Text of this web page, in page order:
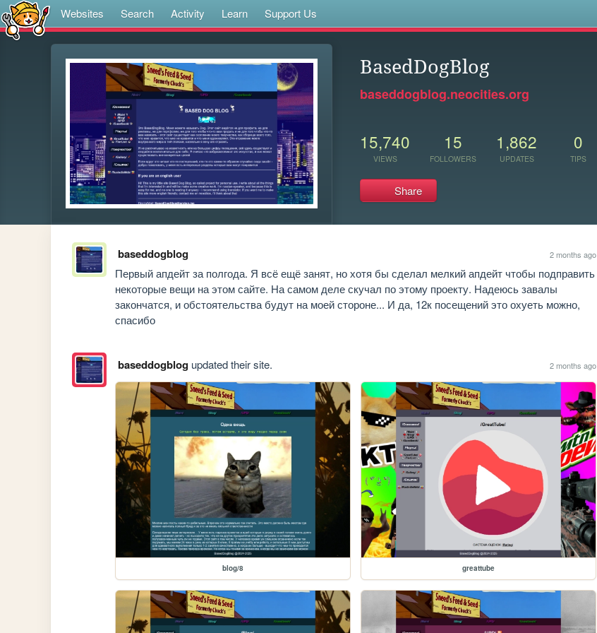
Websites Search Activity Learn Support Us
BasedDogBlog
baseddogblog.neocities.org
15,740
VIEWS
15
FOLLOWERS
1,862
UPDATES
0
TIPS
Share
baseddogblog 2 months ago
Первый апдейт за полгода. Я всё ещё занят, но хотя бы сделал мелкий апдейт чтобы подправить
некоторые вещи на этом сайте. На самом деле скучал по этому проекту. Надеюсь завалы
закончатся, и обстоятельства будут на моей стороне... И да, 12к посещений это охуеть можно,
спасибо
baseddogblogupdated their site. 2 months ago
blog/8 greattube